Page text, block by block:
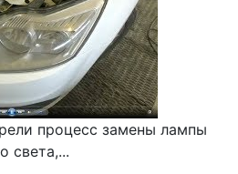
процесс замены лампы
света,...